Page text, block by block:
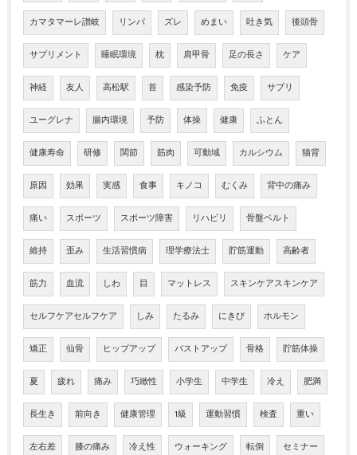
カマタマーレ讃岐 リンパ ズレ めまい 吐き気 後頭骨
サプリメント 睡眠環境 枕 肩甲骨 足の長さ ケア
神経 友人 高松駅 首 感染予防 免疫 サプリ
ユーグレナ 腸内環境 予防 体操 健康 ふとん
健康寿命 研修 関節 筋肉 可動域 カルシウム 猫背
原因 効果 実感 食事 キノコ むくみ 背中の痛み
痛い スポーツ スポーツ障害 リハビリ 骨盤ベルト
維持 歪み 生活習慣病 理学療法士 貯筋運動 高齢者
筋力 血流 しわ 目 マットレス スキンケアスキンケア
セルフケアセルフケア しみ たるみ にきび ホルモン
矯正 仙骨 ヒップアップ バストアップ 骨格 貯筋体操
夏 疲れ 痛み 巧緻性 小学生 中学生 冷え 肥満
長生き 前向き 健康管理 1級 運動習慣 検査 重い
左右差 膝の痛み 冷え性 ウォーキング 転倒 セミナー